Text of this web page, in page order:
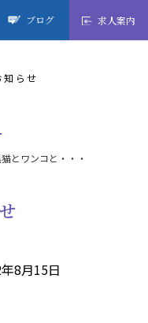
ブログ 求人案内
知らせ
8月15日
とワンコと・・・